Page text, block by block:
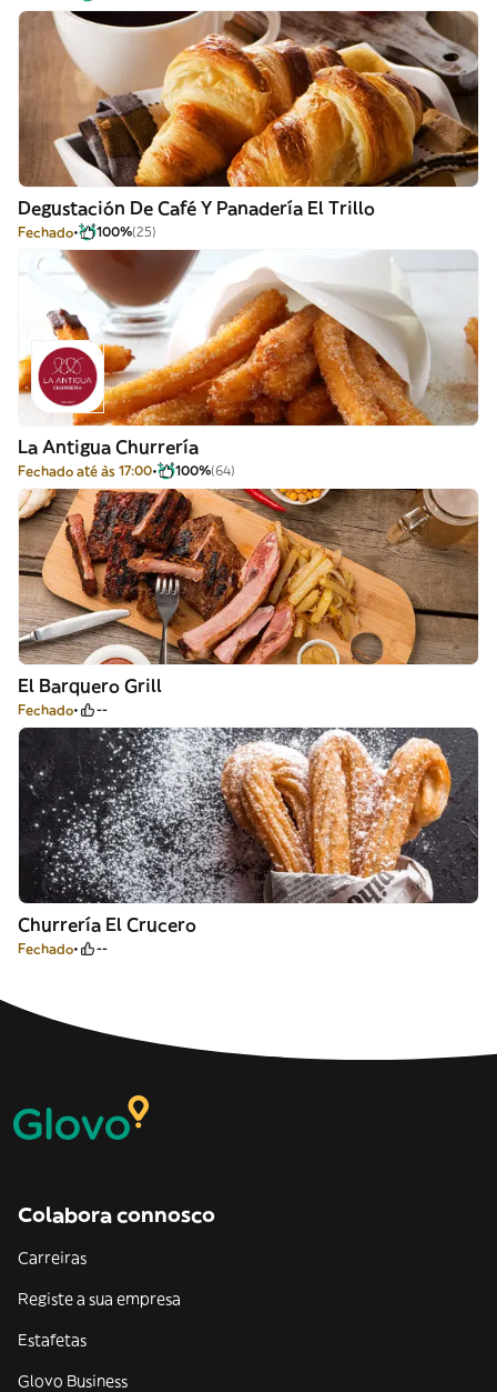
Degustación De Café Y Panadería El Trillo
Fechado 100%(25)
La Antigua Churrería
Fechado até às 17:00 100%(64)
El Barquero Grill
Fechado --
Churrería El Crucero
Fechado --
Colabora connosco
Carreiras
Registe a sua empresa
Estafetas
Glovo Business